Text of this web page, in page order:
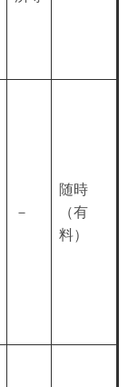
－
随時
（有
料）